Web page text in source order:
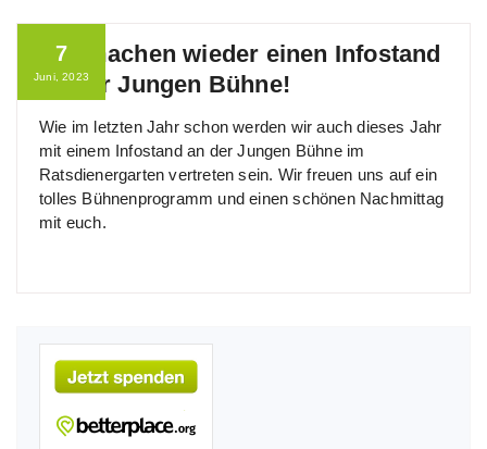
7
Juni, 2023
Wir machen wieder einen Infostand
an der Jungen Bühne!
Wie im letzten Jahr schon werden wir auch dieses Jahr
mit einem Infostand an der Jungen Bühne im
Ratsdienergarten vertreten sein. Wir freuen uns auf ein
tolles Bühnenprogramm und einen schönen Nachmittag
mit euch.